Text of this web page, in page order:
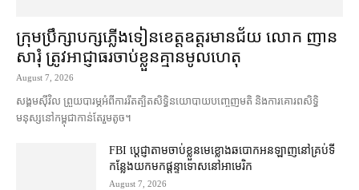
ក្រុមប្រឹក្សា​បក្ស​ភ្លើងទៀន​ខេត្ត​ឧត្ដរមានជ័យ លោក ញាន
សារុំ ត្រូវ​អាជ្ញាធរ​ចាប់ខ្លួន​គ្មាន​មូលហេតុ
August 7, 2026
សង្គម​ស៊ីវិល ព្រួយបារម្ភ​អំពី​ការ​រឹតត្បិត​សិទ្ធិ​នយោបាយ​បញ្ចេញមតិ និង​ការគោរព​សិទ្ធិ
មនុស្ស​នៅ​កម្ពុជា​កាន់តែ​រួម​តូច។
FBI ប្ដេជ្ញា​តាម​ចាប់ខ្លួន​មេខ្លោង​ឆបោក​អនឡាញ​នៅ​គ្រប់​ទី
កន្លែង​យក​មក​ផ្ដន្ទាទោស​នៅ​អាមេរិក
August 7, 2026